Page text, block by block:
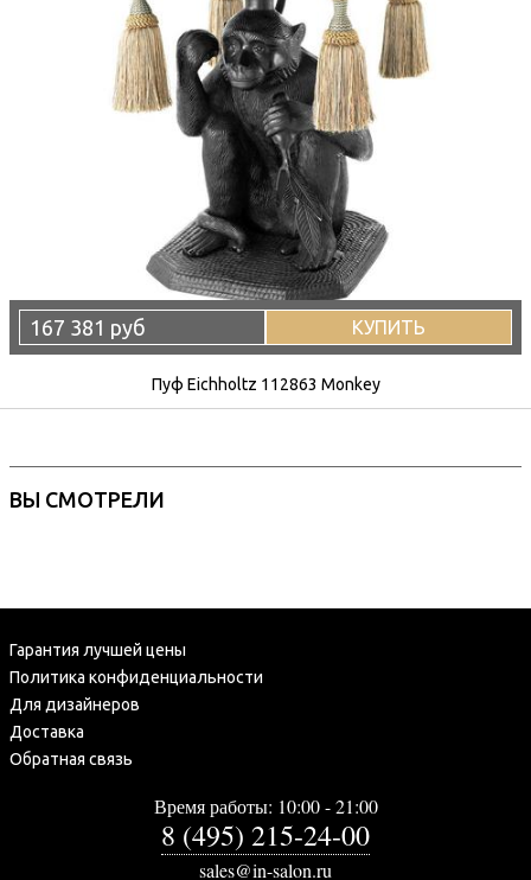
167 381 руб КУПИТЬ
Пуф Eichholtz 112863 Monkey
ВЫ СМОТРЕЛИ
Гарантия лучшей цены
Политика конфиденциальности
Для дизайнеров
Доставка
Обратная связь
Время работы: 10:00 - 21:00
8 (495) 215-24-00
sales@in-salon.ru